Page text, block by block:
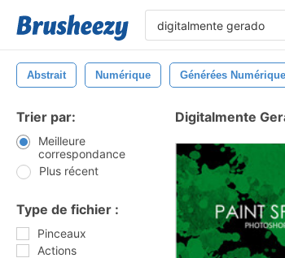
Abstrait Numérique Générées
Trier par:
Meilleure
correspondance
Plus récent
Type de fichier :
Pinceaux
Actions
Digitalmente